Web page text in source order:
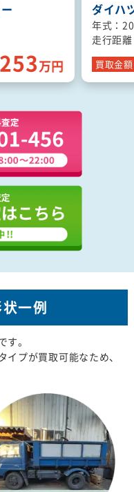
ラック
120万円
いすゞ
年式：
走行距
買取金額
一例
。
プが買取可能なため、